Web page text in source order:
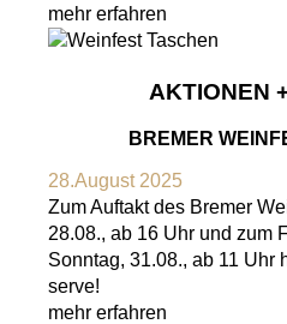
mehr erfahren
AKTIONEN
BREMER
28.August 2025
Zum Auftakt des Bremer
28.08., ab 16 Uhr und zum
Sonntag, 31.08., ab 11 Uhr
serve!
mehr erfahren